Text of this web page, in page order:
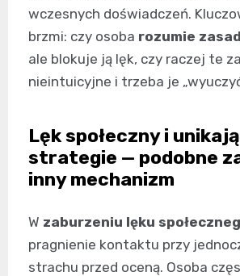
wczesnych doświadczeń.
brzmi: czy osoba rozumie
ale blokuje ją lęk, czy raczej te
nieintuicyjne i trzeba je
Lęk społeczny i
strategie — podobne
inny mechanizm
W zaburzeniu lęku
pragnienie kontaktu przy
strachu przed oceną. Osoba